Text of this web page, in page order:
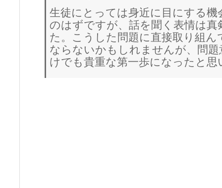
生徒にとっては身近に目にする機
のはずですが、話を聞く表情は
た。こうした問題に直接取り組
ならないかもしれませんが、問
けでも貴重な第一歩になったと思